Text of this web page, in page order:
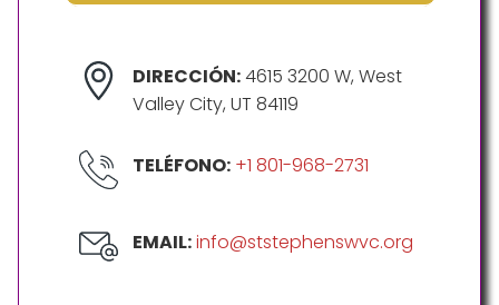
DIRECCIÓN:4615 3200 W, West
Valley City, UT 84119
TELÉFONO: +1 801-968-2731
EMAIL:info@ststephenswvc.org